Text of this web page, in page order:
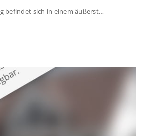
befindet sich in einem äußerst
eine hochwertige Ausstattung, die
mit einem stilvollen Ambiente